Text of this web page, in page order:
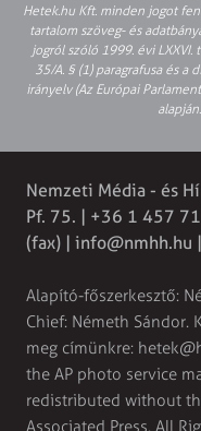
Hetek.hu Kft. minden jogot
tartalom szöveg- és
jogról szóló 1999. évi
35/A. § (1) paragrafusa és a
irányelv (Az Európai
Nemzeti Média - és
Pf. 75. | +36 1 457
(fax) | info@nmhh.hu
Alapító-főszerkesztő:
Chief: Németh Sándor.
meg címünkre:
the AP photo service
redistributed without
Associated Press. All